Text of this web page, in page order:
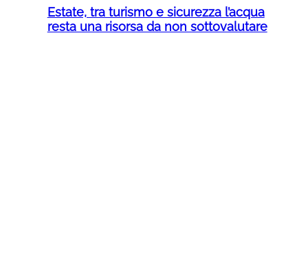
Estate, tra turismo e sicurezza l’acqua
resta una risorsa da non sottovalutare